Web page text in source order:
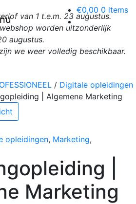
van 1 t.e.m. 23 augustus.
worden uitzonderlijk
augustus.
we weer volledig beschikbaar.
skin care
€0,00 0 items
/ Digitale opleidingen
| Algemene Marketing
opleidingen, Marketing,
|
Marketing